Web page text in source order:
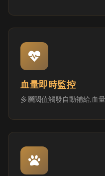
血量即時監控
多層閾值觸發自動補給,血